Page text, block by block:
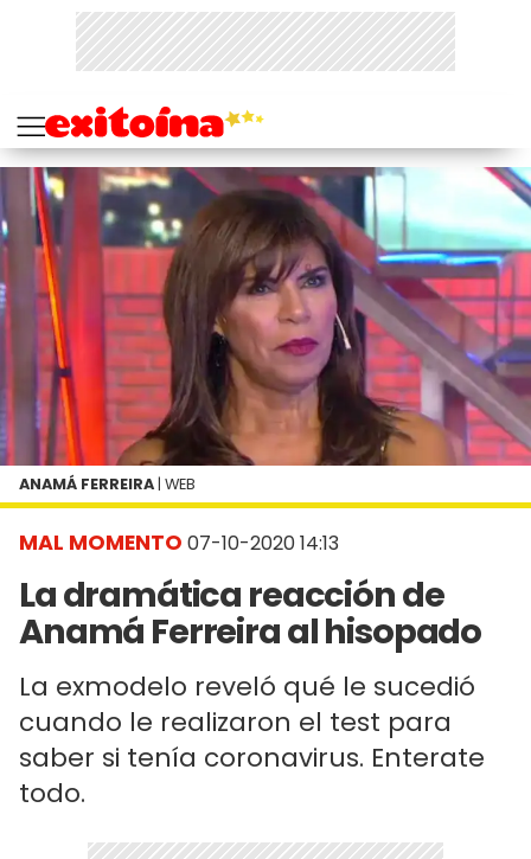
MAL MOMENTO 07-10-2020 14:13
La dramática reacción de
Anamá Ferreira al hisopado
La exmodelo reveló qué le sucedió
cuando le realizaron el test para
saber si tenía coronavirus. Enterate
todo.
ANAMÁ FERREIRA | WEB